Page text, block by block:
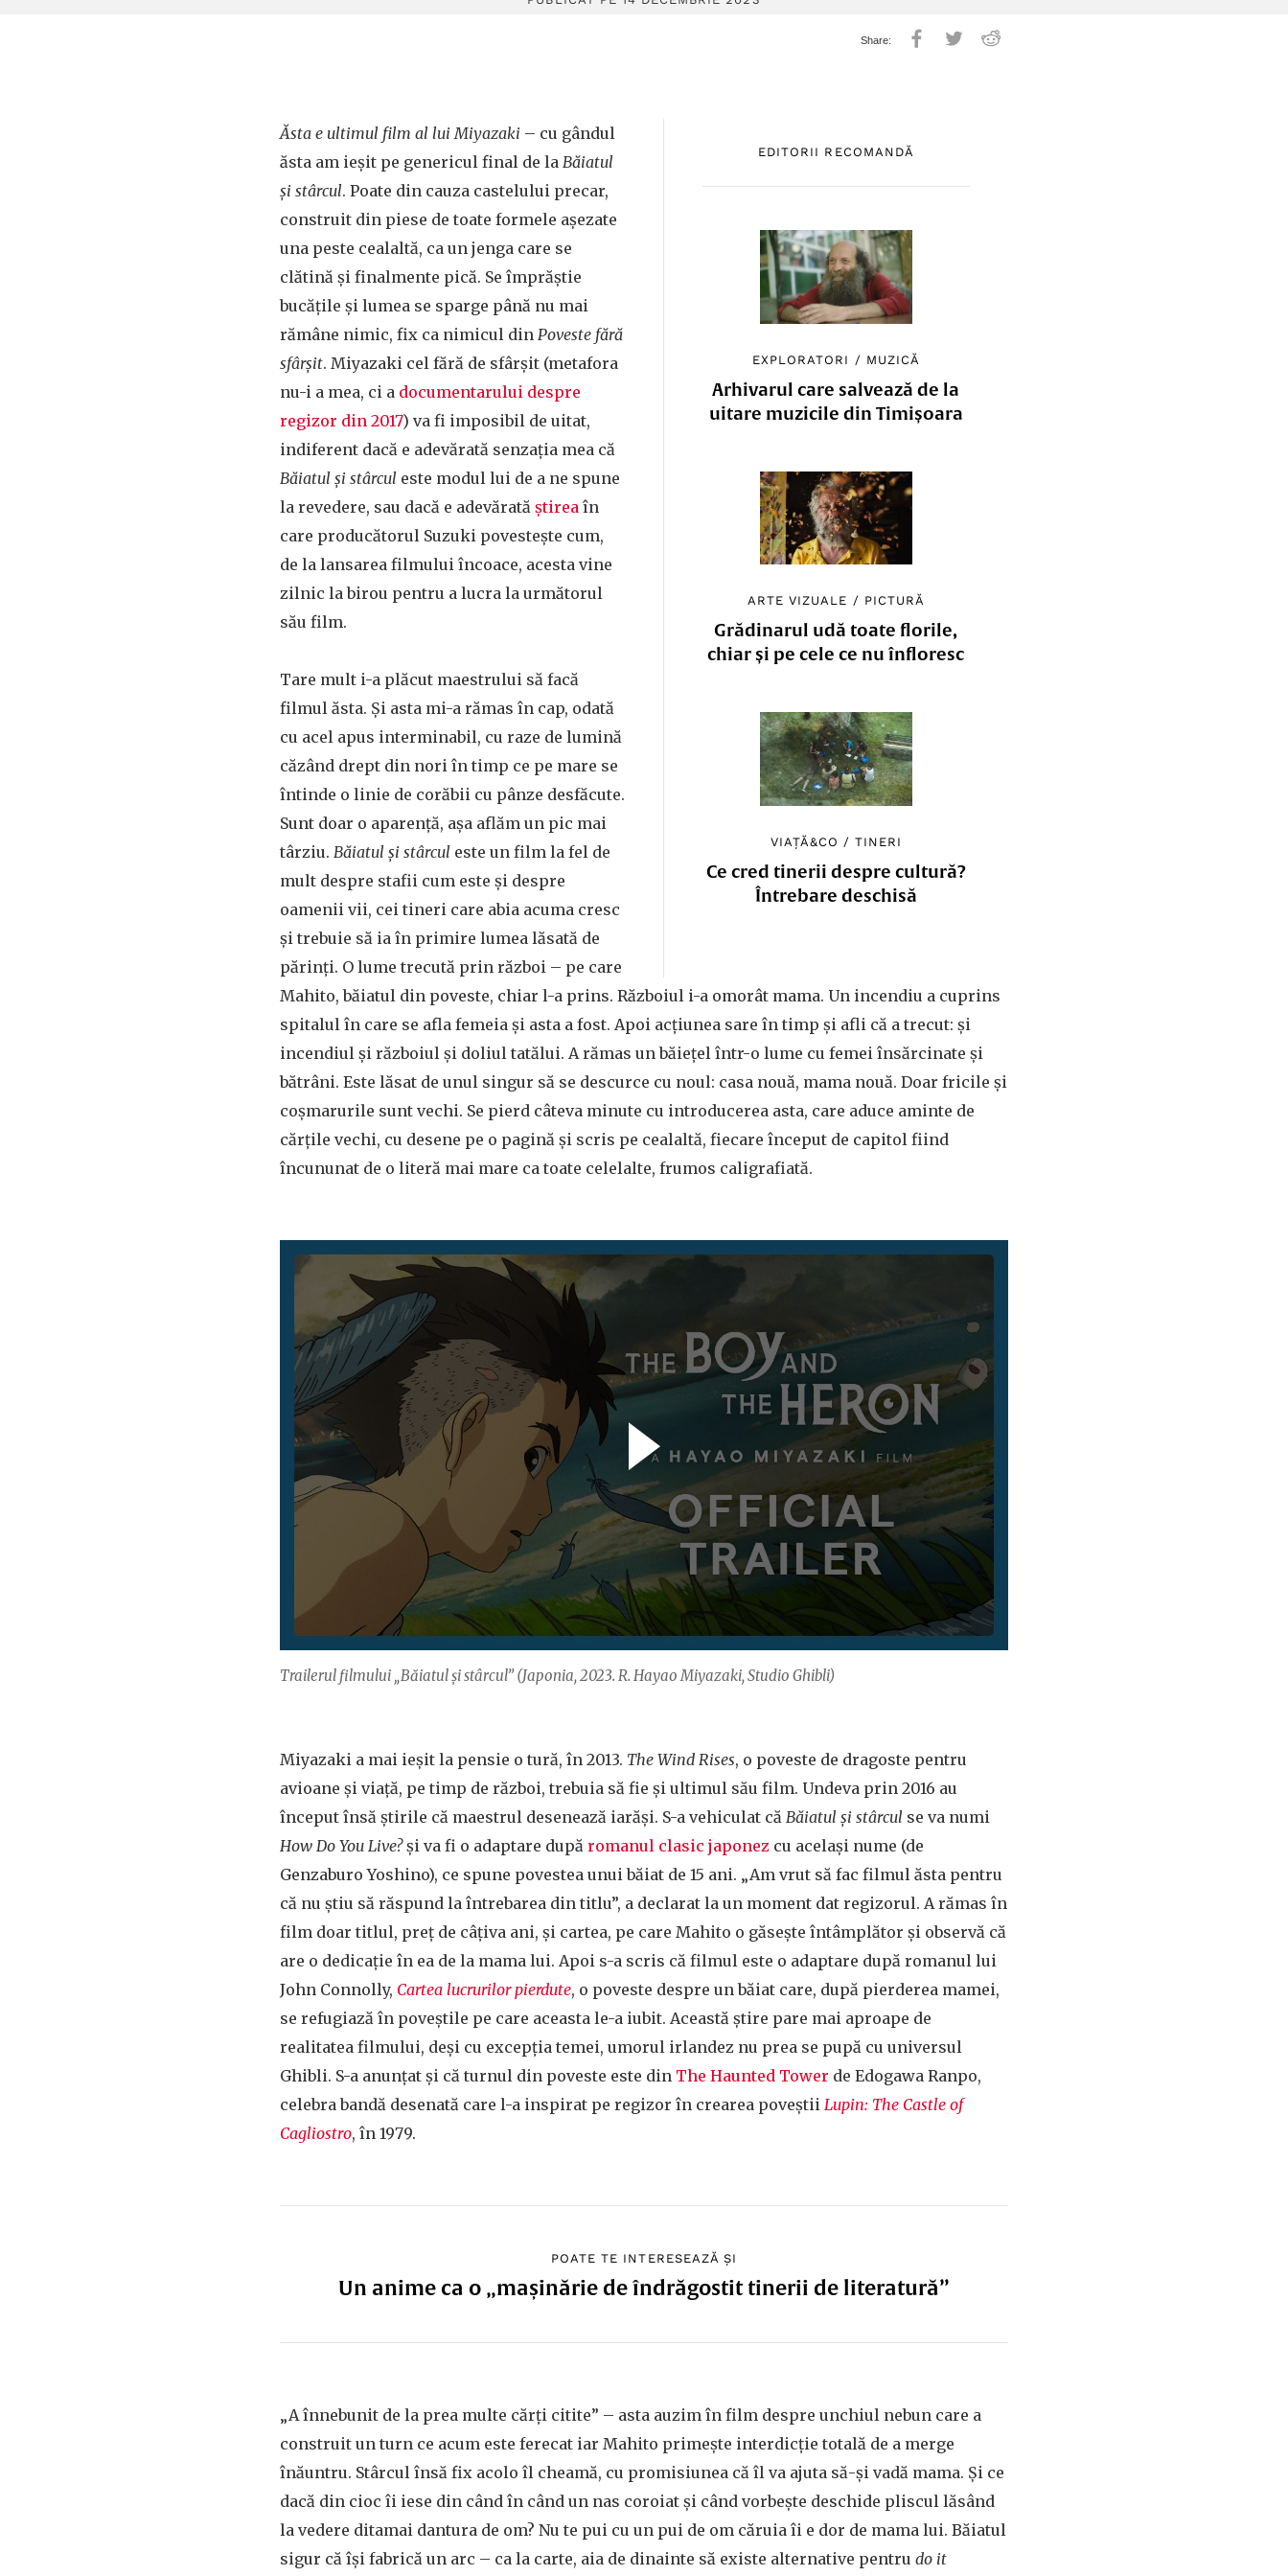
EDITORII RECOMANDĂ
EXPLORATORI / MUZICĂ
Arhivarul care salvează de la
uitare muzicile din Timișoara
ARTE VIZUALE / PICTURĂ
Grădinarul udă toate florile,
chiar și pe cele ce nu înfloresc
VIAȚĂ&CO /TINERI
Ce cred tinerii despre cultură?
Întrebare deschisă
Ăsta e ultimul film al lui Miyazaki – cu gândul
ăsta am ieșit pe genericul final de la Băiatul
și stârcul. Poate din cauza castelului precar,
construit din piese de toate formele așezate
una peste cealaltă, ca un jenga care se
clătină și finalmente pică. Se împrăștie
bucățile și lumea se sparge până nu mai
rămâne nimic, fix ca nimicul din Poveste fără
sfârșit. Miyazaki cel fără de sfârșit (metafora
nu-i a mea, ci a documentarului despre
regizor din 2017) va fi imposibil de uitat,
indiferent dacă e adevărată senzația mea că
Băiatul și stârcul este modul lui de a ne spune
la revedere, sau dacă e adevărată știrea în
care producătorul Suzuki povestește cum,
de la lansarea filmului încoace, acesta vine
zilnic la birou pentru a lucra la următorul
său film.
Tare mult i-a plăcut maestrului să facă
filmul ăsta. Și asta mi-a rămas în cap, odată
cu acel apus interminabil, cu raze de lumină
căzând drept din nori în timp ce pe mare se
întinde o linie de corăbii cu pânze desfăcute.
Sunt doar o aparență, așa aflăm un pic mai
târziu. Băiatul și stârcul este un film la fel de
mult despre stafii cum este și despre
oamenii vii, cei tineri care abia acuma cresc
și trebuie să ia în primire lumea lăsată de
părinți. O lume trecută prin război – pe care
Mahito, băiatul din poveste, chiar l-a prins. Războiul i-a omorât mama. Un incendiu a cuprins
spitalul în care se afla femeia și asta a fost. Apoi acțiunea sare în timp și afli că a trecut: și
incendiul și războiul și doliul tatălui. A rămas un băiețel într-o lume cu femei însărcinate și
bătrâni. Este lăsat de unul singur să se descurce cu noul: casa nouă, mama nouă. Doar fricile și
coșmarurile sunt vechi. Se pierd câteva minute cu introducerea asta, care aduce aminte de
cărțile vechi, cu desene pe o pagină și scris pe cealaltă, fiecare început de capitol fiind
încununat de o literă mai mare ca toate celelalte, frumos caligrafiată.
Trailerul filmului „Băiatul și stârcul” (Japonia, 2023. R. Hayao Miyazaki, Studio Ghibli)
Miyazaki a mai ieșit la pensie o tură, în 2013. The Wind Rises, o poveste de dragoste pentru
avioane și viață, pe timp de război, trebuia să fie și ultimul său film. Undeva prin 2016 au
început însă știrile că maestrul desenează iarăși. S-a vehiculat că Băiatul și stârcul se va numi
How Do You Live?și va fi o adaptare după romanul clasic japonez cu același nume (de
Genzaburo Yoshino), ce spune povestea unui băiat de 15 ani. „Am vrut să fac filmul ăsta pentru
că nu știu să răspund la întrebarea din titlu”, a declarat la un moment dat regizorul. A rămas în
film doar titlul, preț de câțiva ani, și cartea, pe care Mahito o găsește întâmplător și observă că
are o dedicație în ea de la mama lui. Apoi s-a scris că filmul este o adaptare după romanul lui
John Connolly, Cartea lucrurilor pierdute, o poveste despre un băiat care, după pierderea mamei,
se refugiază în poveștile pe care aceasta le-a iubit. Această știre pare mai aproape de
realitatea filmului, deși cu excepția temei, umorul irlandez nu prea se pupă cu universul
Ghibli. S-a anunțat și că turnul din poveste este din The Haunted Tower de Edogawa Ranpo,
celebra bandă desenată care l-a inspirat pe regizor în crearea poveștii Lupin: The Castle of
Cagliostro, în 1979.
POATE TE INTERESEAZĂ ȘI
Un anime ca o „mașinărie de îndrăgostit tinerii de literatură”
„A înnebunit de la prea multe cărți citite” – asta auzim în film despre unchiul nebun care a
construit un turn ce acum este ferecat iar Mahito primește interdicție totală de a merge
înăuntru. Stârcul însă fix acolo îl cheamă, cu promisiunea că îl va ajuta să-și vadă mama. Și ce
dacă din cioc îi iese din când în când un nas coroiat și când vorbește deschide pliscul lăsând
la vedere ditamai dantura de om? Nu te pui cu un pui de om căruia îi e dor de mama lui. Băiatul
sigur că își fabrică un arc – ca la carte, aia de dinainte să existe alternative pentru do it